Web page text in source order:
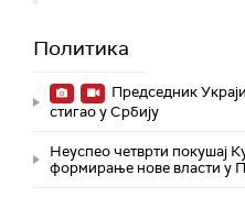
Политика
Председник
стигао у Србију
Неуспео четврти покушај
формирање нове власти у